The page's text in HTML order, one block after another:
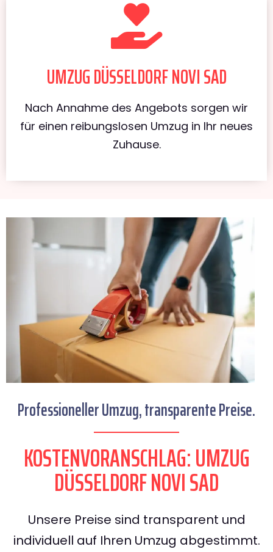
UMZUG DÜSSELDORF NOVI SAD
Nach Annahme des Angebots sorgen wir
für einen reibungslosen Umzug in Ihr neues
Zuhause.
Professioneller Umzug, transparente Preise.
KOSTENVORANSCHLAG: UMZUG
DÜSSELDORF NOVI SAD
Unsere Preise sind transparent und
individuell auf Ihren Umzug abgestimmt.